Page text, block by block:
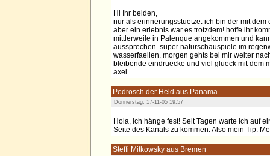
Hi Ihr beiden,
nur als erinnerungsstuetze: ich bin der mit
aber ein erlebnis war es trotzdem! hoffe ihr
mittlerweile in Palenque angekommen und
aussprechen. super naturschauspiele im
wasserfaellen. morgen gehts bei mir weiter
bleibende eindruecke und viel glueck mit dem
axel
Pedrosch der Held aus Panama
Donnerstag, 17-11-05 19:57
Hola, ich hänge fest! Seit Tagen warte ich auf
Seite des Kanals zu kommen. Also mein Tip:
Steffi Mitkowsky aus Bremen